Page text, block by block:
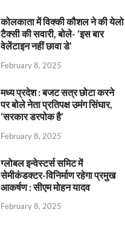
कोलकाता में विक्की कौशल ने की येलो
टैक्सी की सवारी, बोले- ‘इस बार
वेलेंटाइन नहीं छावा डे’
February 8, 2025
मध्य प्रदेश : बजट सत्र छोटा करने
पर बोले नेता प्रतिपक्ष उमंग सिंघार,
‘सरकार डरपोक है’
February 8, 2025
ग्लोबल इन्वेस्टर्स समिट में
सेमीकंडक्टर-विनिर्माण रहेगा प्रमुख
आकर्षण : सीएम मोहन यादव
February 8, 2025